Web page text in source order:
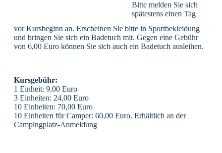
Bitte melden Sie sich
spätestens einen Tag
vor Kursbeginn an. Erscheinen Sie bitte in Sportbekleidung
und bringen Sie sich ein Badetuch mit. Gegen eine Gebühr
von 6,00 Euro können Sie sich auch ein Badetuch ausleihen.
Kursgebühr:
1 Einheit: 9,00 Euro
3 Einheiten: 24,00 Euro
10 Einheiten: 70,00 Euro
10 Einheiten für Camper: 60,00 Euro. Erhältlich an der
Campingplatz-Anmeldung